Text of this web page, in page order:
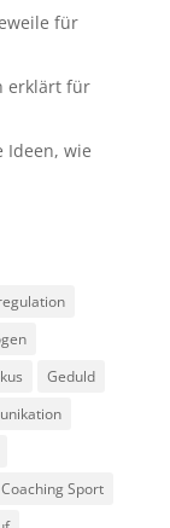
für
erklärt für
Ideen, wie
Geduld
Sport